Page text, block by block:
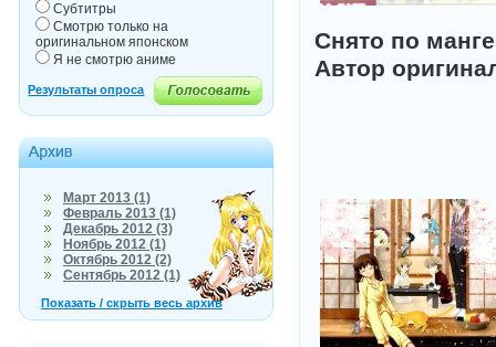
Снято по
Автор
Субтитры
Смотрю только на
оригинальном японском
Я не смотрю аниме
Март 2013 (1)
Февраль 2013 (1)
Декабрь 2012 (3)
Ноябрь 2012 (1)
Октябрь 2012 (2)
Сентябрь 2012 (1)
Показать / скрыть весь архив